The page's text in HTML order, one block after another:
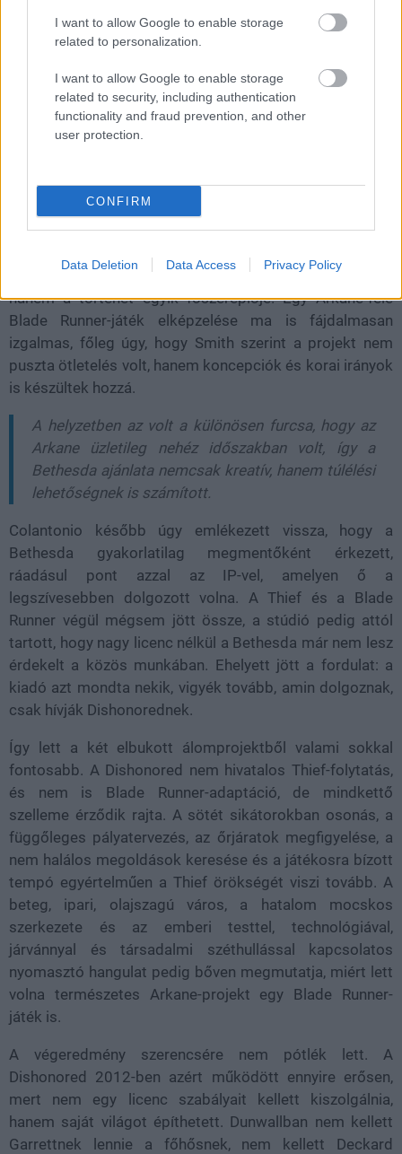
I want to allow Google to enable storage
related to personalization.
I want to allow Google to enable storage
related to security, including authentication
functionality and fraud prevention, and other
user protection.
CONFIRM
Data Deletion Data Access Privacy Policy
az elemekből épített saját klasszikust, amelyek miatt a
műfaj rajongói máig visszasírják Garrett árnyékban
volt egy nagyon erős pitchük a Thief 4-re, és a lehetőség
mindkettejüket lázba hozta.
A másik felkínált álomlehetőség a Blade Runner volt. Ez
szintén nem véletlenül passzolt volna az Arkane-hez: a
stúdió mindig is erős volt a sűrű atmoszférájú
azokban a világokban, ahol a környezet nem díszlet,
hanem a történet egyik főszereplője. Egy Arkane-féle
Blade Runner-játék elképzelése ma is fájdalmasan
izgalmas, főleg úgy, hogy Smith szerint a projekt nem
puszta ötletelés volt, hanem koncepciók és korai irányok
is készültek hozzá.
A helyzetben az volt a különösen furcsa, hogy az
Arkane üzletileg nehéz időszakban volt, így a
Bethesda ajánlata nemcsak kreatív, hanem túlélési
lehetőségnek is számított.
Colantonio később úgy emlékezett vissza, hogy a
Bethesda gyakorlatilag megmentőként érkezett,
ráadásul pont azzal az IP-vel, amelyen ő a
legszívesebben dolgozott volna. A Thief és a Blade
Runner végül mégsem jött össze, a stúdió pedig attól
tartott, hogy nagy licenc nélkül a Bethesda már nem lesz
érdekelt a közös munkában. Ehelyett jött a fordulat: a
kiadó azt mondta nekik, vigyék tovább, amin dolgoznak,
csak hívják Dishonorednek.
Így lett a két elbukott álomprojektből valami sokkal
fontosabb. A Dishonored nem hivatalos Thief-folytatás,
és nem is Blade Runner-adaptáció, de mindkettő
szelleme érződik rajta. A sötét sikátorokban osonás, a
függőleges pályatervezés, az őrjáratok megfigyelése, a
nem halálos megoldások keresése és a játékosra bízott
tempó egyértelműen a Thief örökségét viszi tovább. A
beteg, ipari, olajszagú város, a hatalom mocskos
szerkezete és az emberi testtel, technológiával,
járvánnyal és társadalmi széthullással kapcsolatos
nyomasztó hangulat pedig bőven megmutatja, miért lett
volna természetes Arkane-projekt egy Blade Runner-
játék is.
A végeredmény szerencsére nem pótlék lett. A
Dishonored 2012-ben azért működött ennyire erősen,
mert nem egy licenc szabályait kellett kiszolgálnia,
hanem saját világot építhetett. Dunwallban nem kellett
Garrettnek lennie a főhősnek, nem kellett Deckard